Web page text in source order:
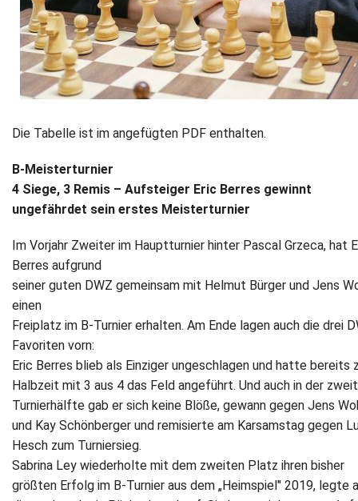
Die Tabelle ist im angefügten PDF enthalten.
B-Meisterturnier
4 Siege, 3 Remis – Aufsteiger Eric Berres gewinnt
ungefährdet sein erstes Meisterturnier
Im Vorjahr Zweiter im Hauptturnier hinter Pascal Grzeca, hat
Berres aufgrund
seiner guten DWZ gemeinsam mit Helmut Bürger und Jens
einen
Freiplatz im B-Turnier erhalten. Am Ende lagen auch die drei
Favoriten vorn:
Eric Berres blieb als Einziger ungeschlagen und hatte bereits
Halbzeit mit 3 aus 4 das Feld angeführt. Und auch in der
Turnierhälfte gab er sich keine Blöße, gewann gegen Jens
und Kay Schönberger und remisierte am Karsamstag gegen
Hesch zum Turniersieg.
Sabrina Ley wiederholte mit dem zweiten Platz ihren bisher
größten Erfolg im B-Turnier aus dem „Heimspiel" 2019, legte